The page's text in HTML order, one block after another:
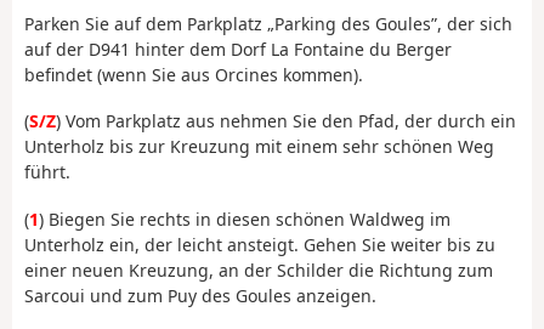
Parken Sie auf dem Parkplatz „Parking des Goules”, der sich
auf der D941 hinter dem Dorf La Fontaine du Berger
befindet (wenn Sie aus Orcines kommen).
(S/Z) Vom Parkplatz aus nehmen Sie den Pfad, der durch ein
Unterholz bis zur Kreuzung mit einem sehr schönen Weg
führt.
(1) Biegen Sie rechts in diesen schönen Waldweg im
Unterholz ein, der leicht ansteigt. Gehen Sie weiter bis zu
einer neuen Kreuzung, an der Schilder die Richtung zum
Sarcoui und zum Puy des Goules anzeigen.